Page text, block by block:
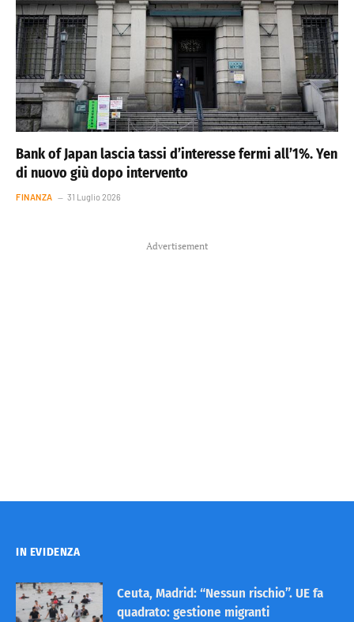
Bank of Japan lascia tassi d’interesse fermi all’1%. Yen
di nuovo giù dopo intervento
FINANZA 31 Luglio 2026
Advertisement
IN EVIDENZA
Ceuta, Madrid: “Nessun rischio”. UE fa
quadrato: gestione migranti